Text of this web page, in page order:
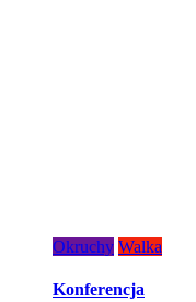
Okruchy Walka
Konferencja